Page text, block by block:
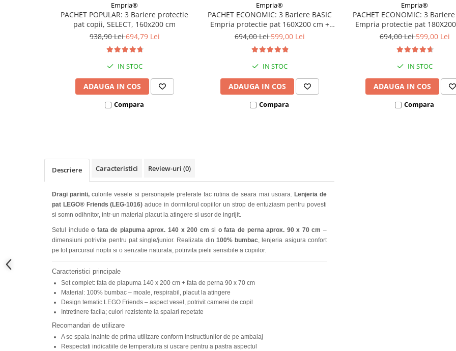
Jucarii copii si jocuri educative
Covorase ortopedice senzoriale
Cuburi magnetice JollyHeap®
Covorase de joaca
Ingrijire adulti
Siguranta animale companie
Carduri Cadou
Propuneri Cadou
Produse Sub 50 Lei
Empria®
PACHET POPULAR: 3 Bariere protectie
pat copii, SELECT, 160x200 cm
938,90 Lei694,79 Lei
IN STOC
ADAUGA IN COS
Compara
Empria®
PACHET ECONOMIC: 3 Bariere BASIC
Empria protectie pat 160X200 cm +
bara stabilizatoare
694,00 Lei599,00 Lei
IN STOC
ADAUGA IN COS
Compara
Empria®
PACHET ECONOMIC: 3 Bariere
Empria protectie pat
bara stabilizatoare
694,00 Lei599,00 Lei
IN STOC
ADAUGA IN COS
Compara
Descriere Caracteristici Review-uri (0)
Dragi parinti, culorile vesele si personajele preferate fac rutina de seara mai usoara. Lenjeria de
pat LEGO® Friends (LEG-1016) aduce in dormitorul copiilor un strop de entuziasm pentru povesti
si somn odihnitor, intr-un material placut la atingere si usor de ingrijit.
Setul includeo fata de plapuma aprox. 140 x 200 cm si o fata de perna aprox. 90 x 70 cm –
dimensiuni potrivite pentru pat single/junior. Realizata din 100% bumbac, lenjeria asigura confort
pe tot parcursul noptii si o senzatie naturala, potrivita pielii sensibile a copiilor.
Caracteristici principale
Set complet: fata de plapuma 140 x 200 cm + fata de perna 90 x 70 cm
Material: 100% bumbac – moale, respirabil, placut la atingere
Design tematic LEGO Friends – aspect vesel, potrivit camerei de copil
Intretinere facila; culori rezistente la spalari repetate
Recomandari de utilizare
A se spala inainte de prima utilizare conform instructiunilor de pe ambalaj
Respectati indicatiile de temperatura si uscare pentru a pastra aspectul